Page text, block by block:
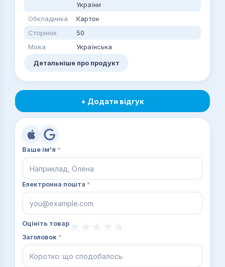
України
Обкладинка
Картон
Сторінок
50
Мова
Українська
Детальніше про продукт
+ Додати відгук
Ваше ім'я *
Електронна пошта *
Оцініть товар
Заголовок *